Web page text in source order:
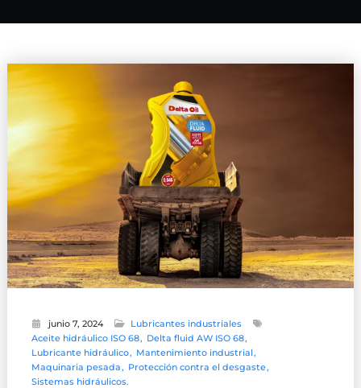
junio 7, 2024
Lubricantes industriales
Aceite hidráulico ISO 68
Delta fluid AW ISO 68
Lubricante hidráulico
Mantenimiento industrial
Maquinaria pesada
Protección contra el desgaste
Sistemas hidráulicos.